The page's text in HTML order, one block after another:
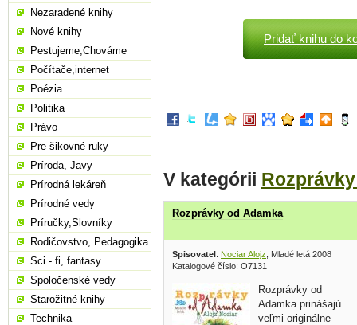
Pridať knihu do
V kategórii
Rozprávky od Adamka
Spisovatel: Nociar Alojz , Mladé letá 2008
Katalogové číslo: O7131
Rozprávky od
Adamka prinášajú
veľmi originálne
Nezaradené knihy
Nové knihy
Pestujeme,Chováme
Počítače,internet
Poézia
Politika
Právo
Pre šikovné ruky
Príroda, Javy
Prírodná lekáreň
Prírodné vedy
Príručky,Slovníky
Rodičovstvo, Pedagogika
Sci - fi, fantasy
Spoločenské vedy
Starožitné knihy
Technika